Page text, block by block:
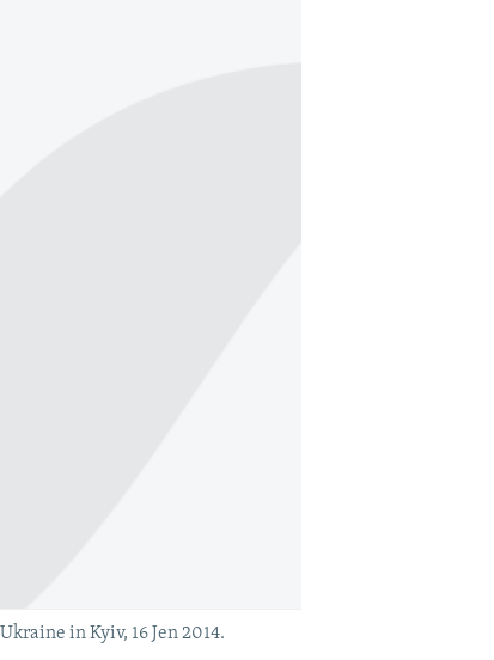
in Kyiv, 16 Jen 2014.